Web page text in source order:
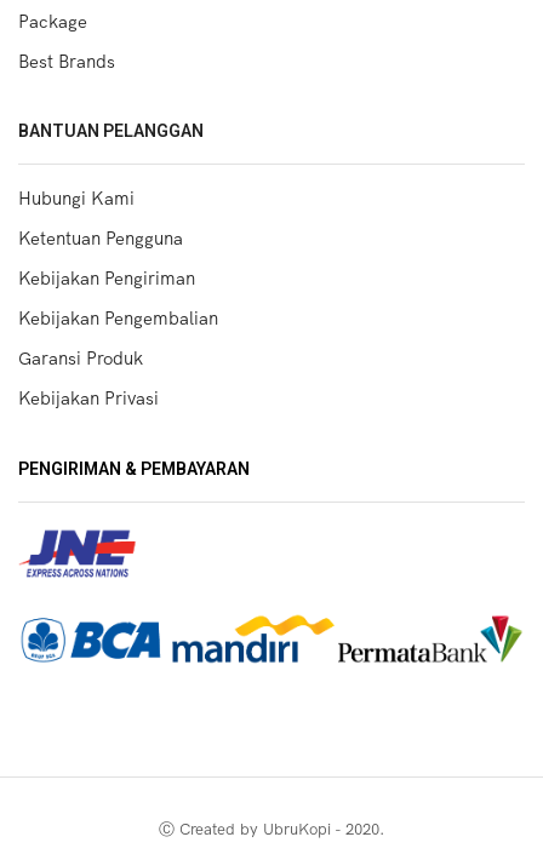
Package
Best Brands
BANTUAN PELANGGAN
Hubungi Kami
Ketentuan Pengguna
Kebijakan Pengiriman
Kebijakan Pengembalian
Garansi Produk
Kebijakan Privasi
PENGIRIMAN & PEMBAYARAN
Ⓒ Created by UbruKopi - 2020.